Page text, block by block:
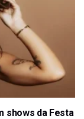
shows da Festa